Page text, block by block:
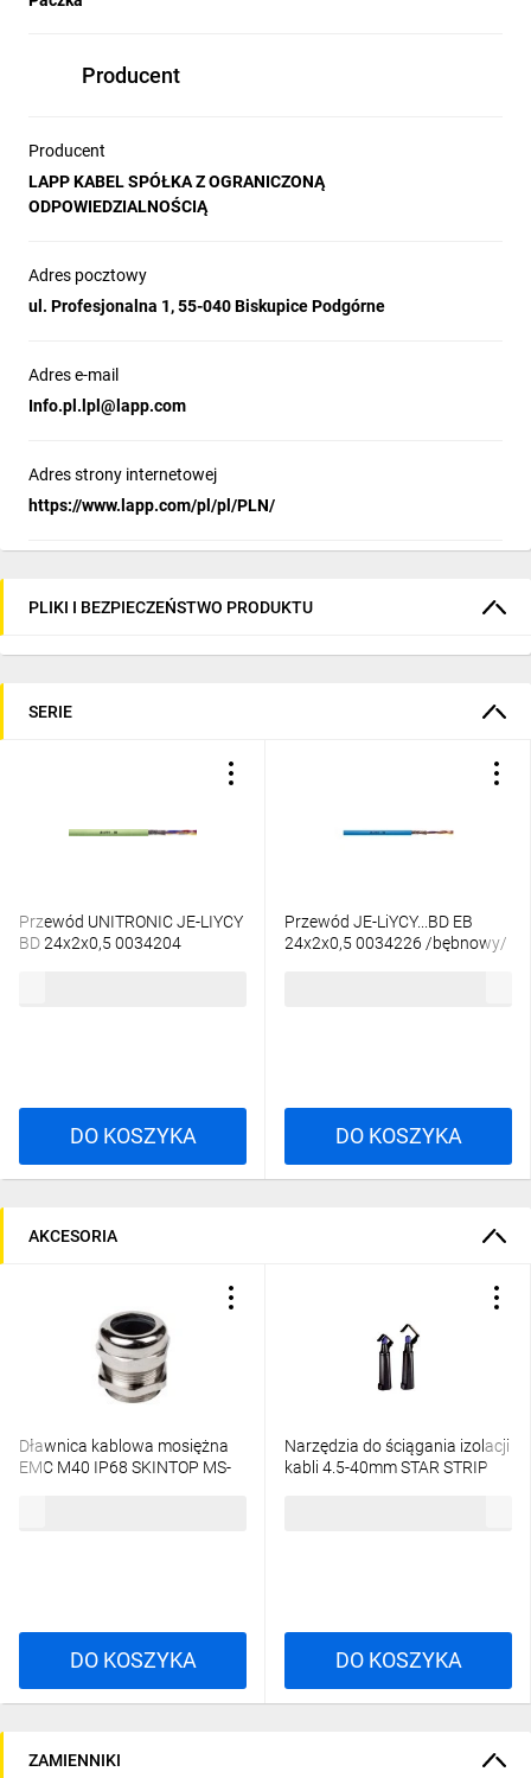
Producent
Producent
LAPP KABEL SPÓŁKA Z OGRANICZONĄ
ODPOWIEDZIALNOŚCIĄ
Adres pocztowy
ul. Profesjonalna 1, 55-040 Biskupice Podgórne
Adres e-mail
Info.pl.lpl@lapp.com
Adres strony internetowej
https://www.lapp.com/pl/pl/PLN/
PLIKI I BEZPIECZEŃSTWO PRODUKTU
SERIE
Przewód UNITRONIC JE-LIYCY
BD 24x2x0,5 0034204
DO KOSZYKA
Przewód JE-LiYCY...BD EB
24x2x0,5 0034226 /bębnowy/
DO KOSZYKA
AKCESORIA
Dławnica kablowa mosiężna
EMC M40 IP68 SKINTOP MS-
DO KOSZYKA
Narzędzia do ściągania izolacji
kabli 4.5-40mm STAR STRIP
DO KOSZYKA
ZAMIENNIKI